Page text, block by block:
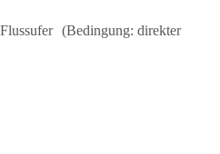
(Bedingung: direkter